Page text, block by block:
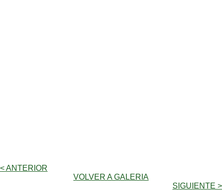
< ANTERIOR
VOLVER A GALERIA
SIGUIENTE >